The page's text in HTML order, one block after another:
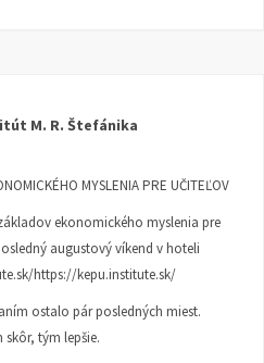
M. R. Štefánika
MYSLENIA PRE UČITEĽOV
ekonomického myslenia pre
augustový víkend v hoteli
https://kepu.institute.sk/
ostalo pár posledných miest.
tým lepšie.